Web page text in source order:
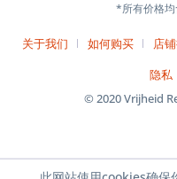
*所有价格
关于我们 如何购买 店
隐私
© 2020 Vrijheid